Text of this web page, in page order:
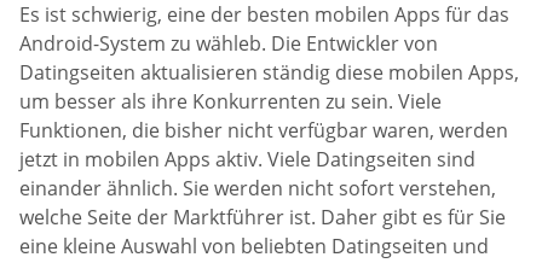
Es ist schwierig, eine der besten mobilen Apps für das
Android-System zu wähleb. Die Entwickler von
Datingseiten aktualisieren ständig diese mobilen Apps,
um besser als ihre Konkurrenten zu sein. Viele
Funktionen, die bisher nicht verfügbar waren, werden
jetzt in mobilen Apps aktiv. Viele Datingseiten sind
einander ähnlich. Sie werden nicht sofort verstehen,
welche Seite der Marktführer ist. Daher gibt es für Sie
eine kleine Auswahl von beliebten Datingseiten und